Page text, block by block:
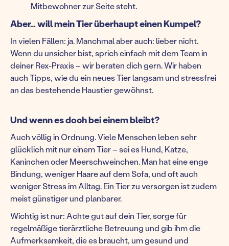
Mitbewohner zur Seite steht.
Aber… will mein Tier überhaupt einen Kumpel?
In vielen Fällen: ja. Manchmal aber auch: lieber nicht.
Wenn du unsicher bist, sprich einfach mit dem Team in
deiner Rex-Praxis – wir beraten dich gern. Wir haben
auch Tipps, wie du ein neues Tier langsam und stressfrei
an das bestehende Haustier gewöhnst.
Und wenn es doch bei einem bleibt?
Auch völlig in Ordnung. Viele Menschen leben sehr
glücklich mit nur einem Tier – sei es Hund, Katze,
Kaninchen oder Meerschweinchen. Man hat eine enge
Bindung, weniger Haare auf dem Sofa, und oft auch
weniger Stress im Alltag. Ein Tier zu versorgen ist zudem
meist günstiger und planbarer.
Wichtig ist nur: Achte gut auf dein Tier, sorge für
regelmäßige tierärztliche Betreuung und gib ihm die
Aufmerksamkeit, die es braucht, um gesund und